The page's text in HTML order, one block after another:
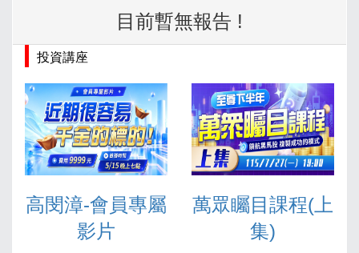
目前暫無報告 !
投資講座
高閔漳-會員專屬
影片
萬眾矚目課程(上
集)